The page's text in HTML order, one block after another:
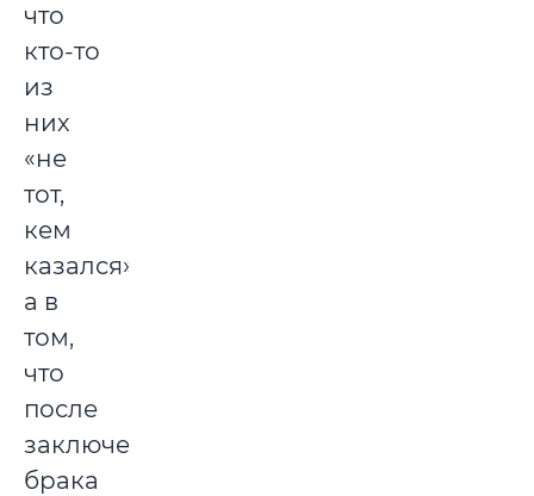
что
кто-то
из
них
«не
тот,
кем
казался»,
а в
том,
что
после
заключения
брака